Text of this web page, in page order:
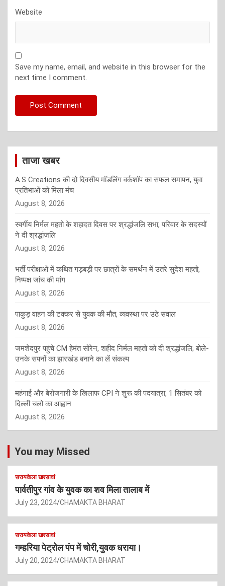
Website
Save my name, email, and website in this browser for the
next time I comment.
ताजा खबर
A.S Creations की दो दिवसीय मॉडलिंग वर्कशॉप का सफल समापन, युवा
प्रतिभाओं को मिला मंच
August 8, 2026
स्वर्गीय निर्मल महतो के शहादत दिवस पर श्रद्धांजलि सभा, परिवार के सदस्यों
ने दी श्रद्धांजलि
August 8, 2026
भर्ती परीक्षाओं में कथित गड़बड़ी पर छात्रों के समर्थन में उतरे सुदेश महतो,
निष्पक्ष जांच की मांग
August 8, 2026
पाकुड़ वाहन की टक्कर से युवक की मौत, व्यवस्था पर उठे सवाल
August 8, 2026
जमशेदपुर पहुंचे CM हेमंत सोरेन, शहीद निर्मल महतो को दी श्रद्धांजलि; बोले-
उनके सपनों का झारखंड बनाने का लें संकल्प
August 8, 2026
महंगाई और बेरोजगारी के खिलाफ CPI ने शुरू की पदयात्रा, 1 सितंबर को
दिल्ली चलो का आह्वान
August 8, 2026
You may Missed
सरायकेला खरसावां
पार्वतीपुर गांव के युवक का शव मिला तालाब में
July 23, 2024 CHAMAKTA BHARAT
सरायकेला खरसावां
गम्हरिया पेट्रोल पंप में चोरी,युवक धराया।
July 20, 2024 CHAMAKTA BHARAT